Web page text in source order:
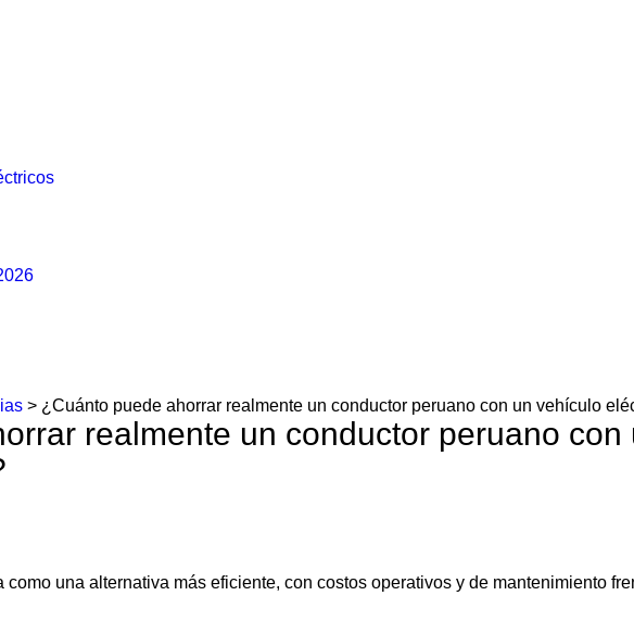
> ¿Cuánto puede ahorrar realmente un conductor peruano con un vehículo
realmente un conductor peruano con
una alternativa más eficiente, con costos operativos y de mantenimiento